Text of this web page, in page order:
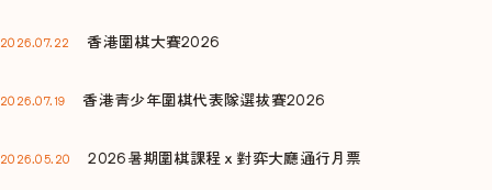
2026.07.22 香港圍棋大賽2026
2026.07.19 香港青少年圍棋代表隊選拔賽2026
2026.05.20 2026暑期圍棋課程ｘ對弈大廳通行月票